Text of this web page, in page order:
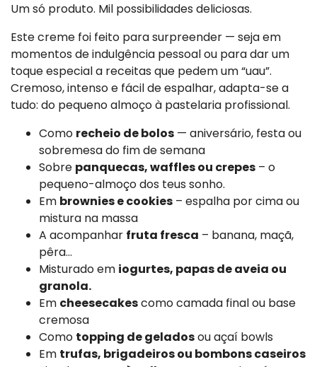
Um só produto. Mil possibilidades deliciosas.
Este creme foi feito para surpreender — seja em
momentos de indulgência pessoal ou para dar um
toque especial a receitas que pedem um “uau”.
Cremoso, intenso e fácil de espalhar, adapta-se a
tudo: do pequeno almoço à pastelaria profissional.
Como recheio de bolos — aniversário, festa ou
sobremesa do fim de semana
Sobre panquecas, waffles ou crepes – o
pequeno-almoço dos teus sonho.
Em brownies e cookies – espalha por cima ou
mistura na massa
A acompanhar fruta fresca – banana, maçã,
pêra…
Misturado em iogurtes, papas de aveia ou
granola.
Em cheesecakescomo camada final ou base
cremosa
Como topping de geladosou açaí bowls
Em trufas, brigadeiros ou bombons caseiros